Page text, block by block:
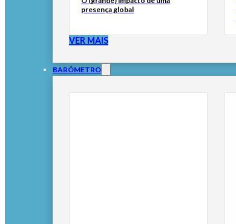
presença global
VER MAIS
BARÓMETRO